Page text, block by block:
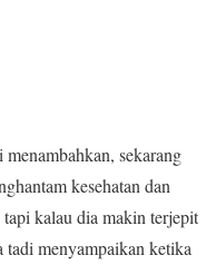
sekarang
kesehatan dan
kalau dia makin terjepit
tadi menyampaikan ketika